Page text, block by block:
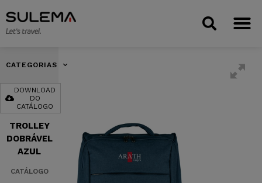
CATEGORIAS
DOWNLOAD
DO
CATÁLOGO
TROLLEY
DOBRÁVEL
AZUL
CATÁLOGO